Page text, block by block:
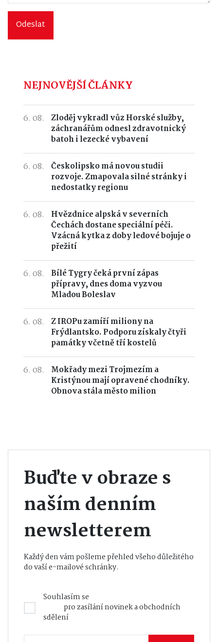
Odeslat
NEJNOVĚJŠÍ ČLÁNKY
6. 08.
Zloděj vykradl vůz Horské služby,
záchranářům odnesl zdravotnický
batoh i lezecké vybavení
6. 08.
Českolipsko má novou studii
rozvoje. Zmapovala silné stránky i
nedostatky regionu
6. 08.
Hvězdnice alpská v severních
Čechách dostane speciální péči.
Vzácná kytka z doby ledové bojuje o
přežití
6. 08.
Bílé Tygry čeká první zápas
přípravy, dnes doma vyzvou
Mladou Boleslav
6. 08.
Z IROPu zamíří miliony na
Frýdlantsko. Podporu získaly čtyři
památky včetně tří kostelů
6. 08.
Mokřady mezi Trojmezím a
Kristýnou mají opravené chodníky.
Obnova stála město milion
Buďte v obraze s
naším denním
newsletterem
Každý den vám pošleme přehled všeho důležitého
do vaší e-mailové schránky.
Souhlasím se
pro zasílání novinek a obchodních
sdělení